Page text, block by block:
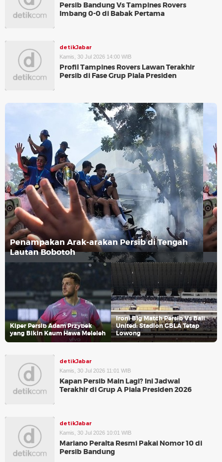
Persib Bandung Vs Tampines Rovers
Imbang 0-0 di Babak Pertama
detikJabar
Kamis, 30 Jul 2026 14:00 WIB
Profil Tampines Rovers Lawan Terakhir
Persib di Fase Grup Piala Presiden
Penampakan Arak-arakan Persib di Tengah
Lautan Bobotoh
Kiper Persib Adam Przybek
yang Bikin Kaum Hawa Meleleh
Ironi Big Match Persib Vs Bali
United: Stadion GBLA Tetap
Lowong
detikJabar
Kamis, 30 Jul 2026 11:01 WIB
Kapan Persib Main Lagi? Ini Jadwal
Terakhir di Grup A Piala Presiden 2026
detikJabar
Kamis, 30 Jul 2026 10:01 WIB
Mariano Peralta Resmi Pakai Nomor 10 di
Persib Bandung